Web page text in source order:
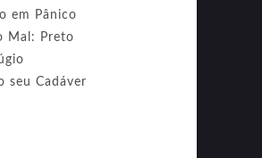
em Pânico
Mal: Preto
seu Cadáver